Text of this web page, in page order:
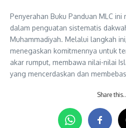
Penyerahan Buku Panduan MLC
dalam penguatan sistematis
Muhammadiyah. Melalui langkah
menegaskan komitmennya untuk
akar rumput, membawa nilai-nilai
yang mencerdaskan dan
Share